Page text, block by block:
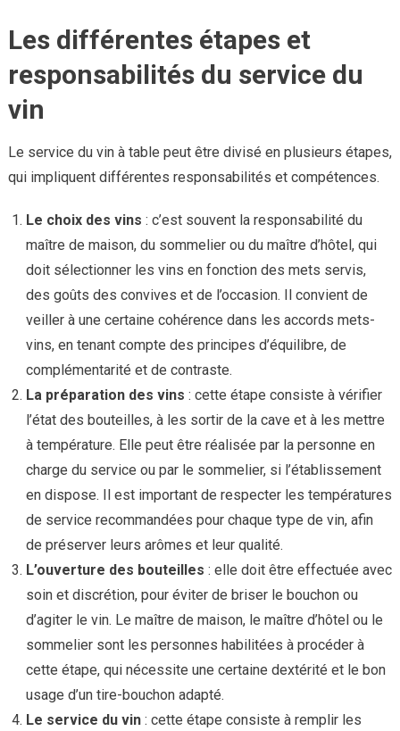
Les différentes étapes et
responsabilités du service du
vin
Le service du vin à table peut être divisé en plusieurs étapes,
qui impliquent différentes responsabilités et compétences.
Le choix des vins : c’est souvent la responsabilité du
maître de maison, du sommelier ou du maître d’hôtel, qui
doit sélectionner les vins en fonction des mets servis,
des goûts des convives et de l’occasion. Il convient de
veiller à une certaine cohérence dans les accords mets-
vins, en tenant compte des principes d’équilibre, de
complémentarité et de contraste.
La préparation des vins : cette étape consiste à vérifier
l’état des bouteilles, à les sortir de la cave et à les mettre
à température. Elle peut être réalisée par la personne en
charge du service ou par le sommelier, si l’établissement
en dispose. Il est important de respecter les températures
de service recommandées pour chaque type de vin, afin
de préserver leurs arômes et leur qualité.
L’ouverture des bouteilles : elle doit être effectuée avec
soin et discrétion, pour éviter de briser le bouchon ou
d’agiter le vin. Le maître de maison, le maître d’hôtel ou le
sommelier sont les personnes habilitées à procéder à
cette étape, qui nécessite une certaine dextérité et le bon
usage d’un tire-bouchon adapté.
Le service du vin: cette étape consiste à remplir les